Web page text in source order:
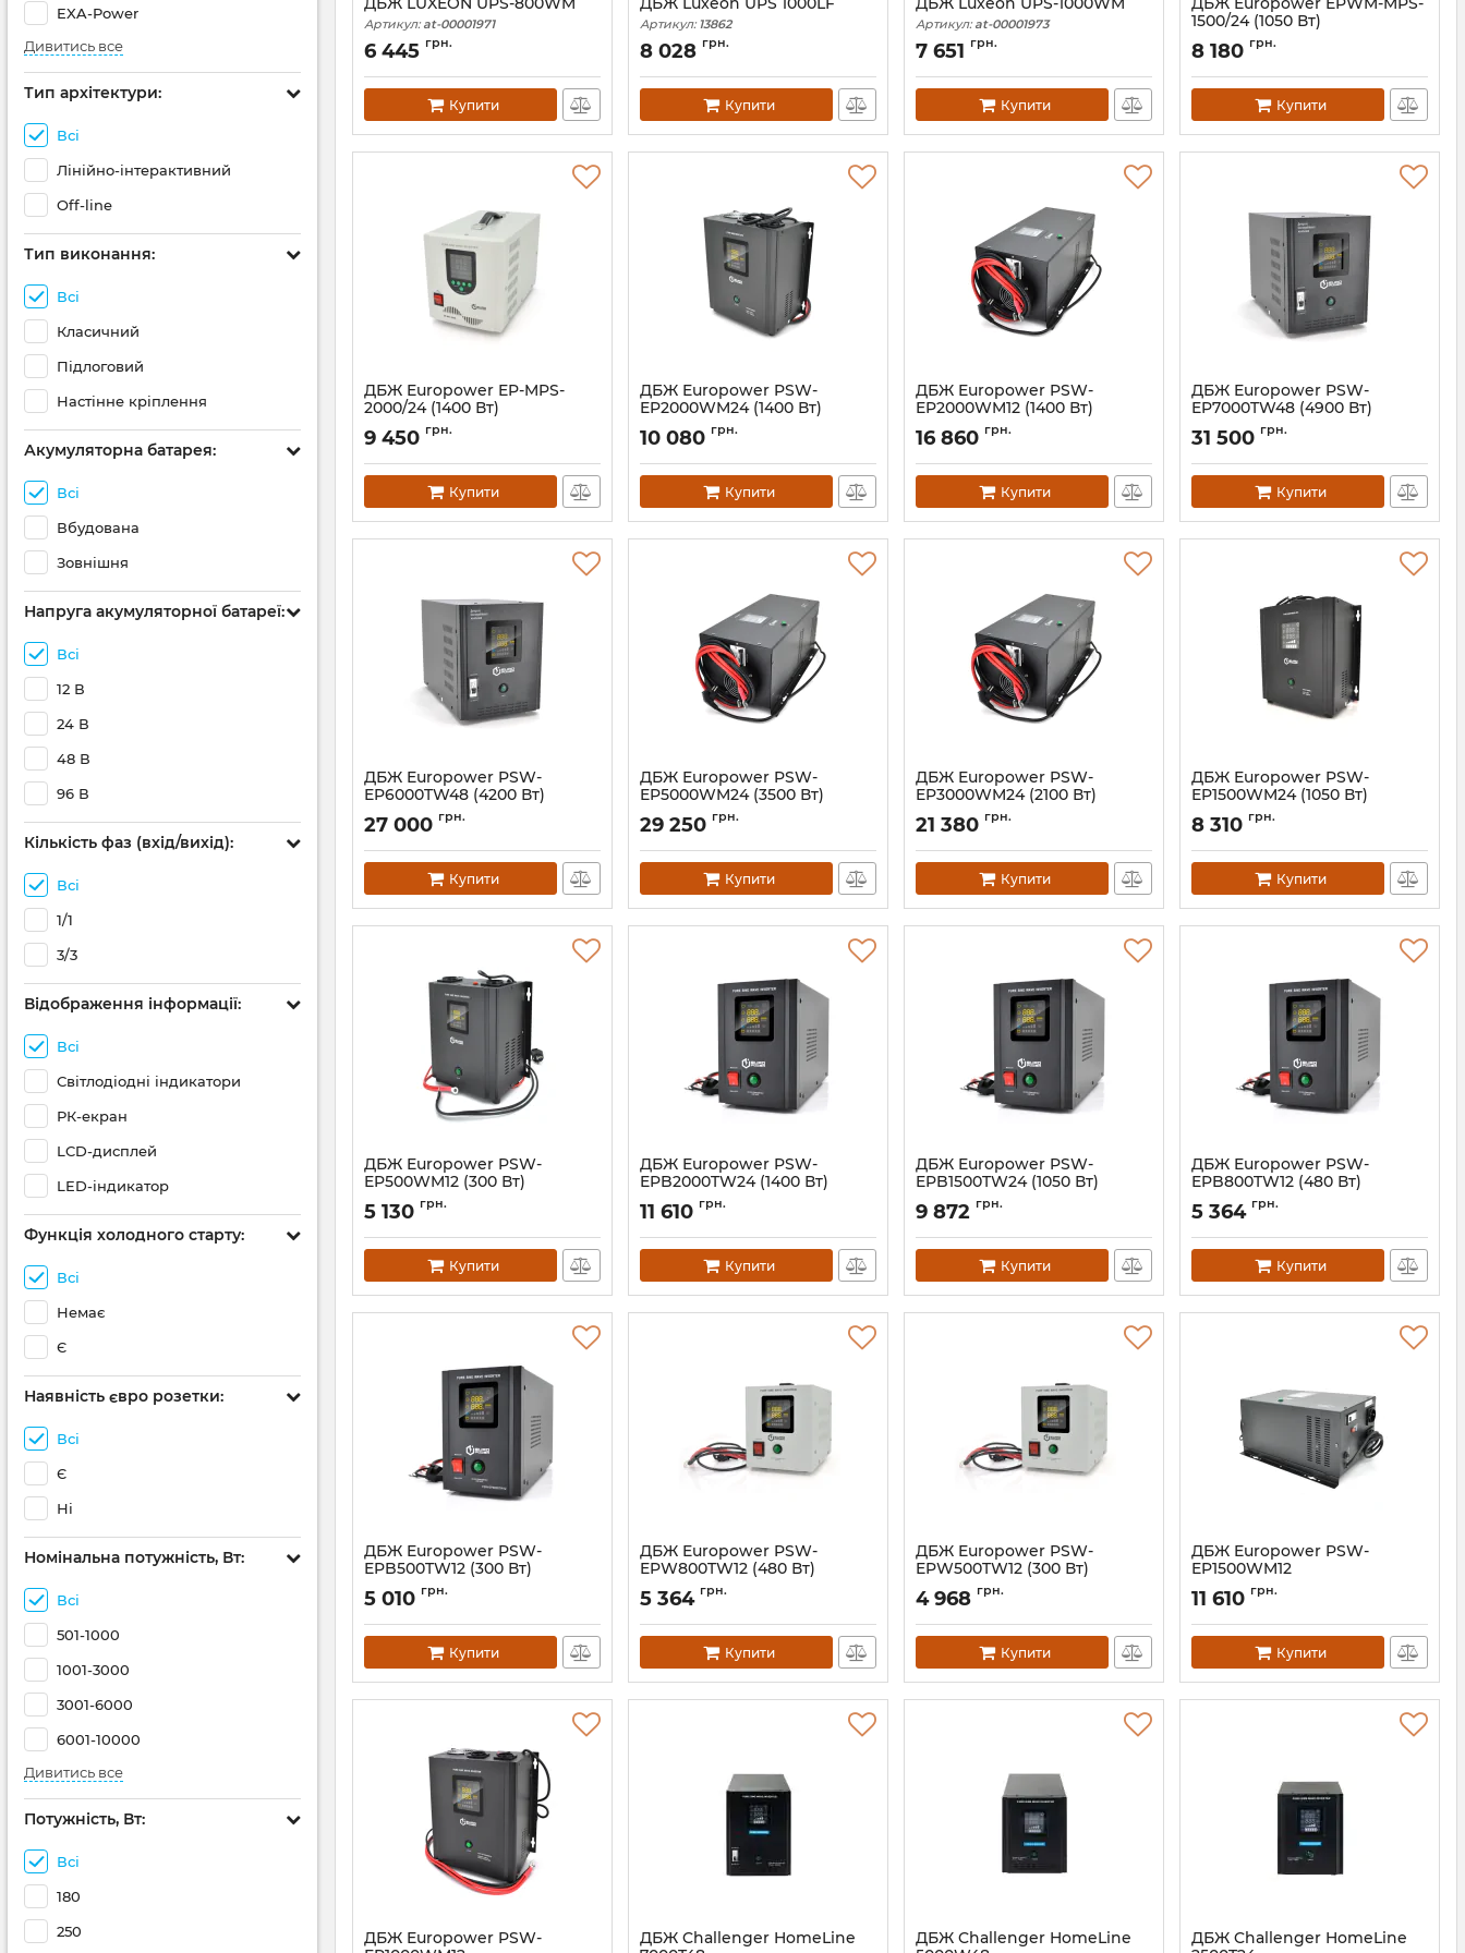
EXA-Power
Дивитись все
Тип архітектури:
Всі
Лінійно-інтерактивний
Off-line
Тип виконання:
Всі
Класичний
Підлоговий
Настінне кріплення
Акумуляторна батарея:
Всі
Вбудована
Зовнішня
Напруга акумуляторної батареї:
Всі
12 В
24 В
48 В
96 В
Кількість фаз (вхід/вихід):
Всі
1/1
3/3
Відображення інформації:
Всі
Світлодіодні індикатори
РК-екран
LCD-дисплей
LED-індикатор
Функція холодного старту:
Всі
Немає
Є
Наявність євро розетки:
Всі
Є
Ні
Номінальна потужність, Вт:
Всі
501-1000
1001-3000
3001-6000
6001-10000
Дивитись все
Потужність, Вт:
Всі
180
250
Артикул: at-00001971
6 445 грн.
Купити
Артикул: 13862
8 028 грн.
Купити
Артикул: at-00001973
7 651 грн.
Купити
1500/24 (1050 Вт)
Артикул: 39306
8 180 грн.
Купити
ДБЖ Europower EP-MPS-
2000/24 (1400 Вт)
Артикул: 39299
9 450 грн.
Купити
ДБЖ Europower PSW-
EP2000WM24 (1400 Вт)
Артикул: 09845
10 080 грн.
Купити
ДБЖ Europower PSW-
EP2000WM12 (1400 Вт)
Артикул: 02137
16 860 грн.
Купити
ДБЖ Europower PSW-
EP7000TW48 (4900 Вт)
Артикул: 01587
31 500 грн.
Купити
ДБЖ Europower PSW-
EP6000TW48 (4200 Вт)
Артикул: 01492
27 000 грн.
Купити
ДБЖ Europower PSW-
EP5000WM24 (3500 Вт)
Артикул: 02133
29 250 грн.
Купити
ДБЖ Europower PSW-
EP3000WM24 (2100 Вт)
Артикул: 02135
21 380 грн.
Купити
ДБЖ Europower PSW-
EP1500WM24 (1050 Вт)
Артикул: 08031
8 310 грн.
Купити
ДБЖ Europower PSW-
EP500WM12 (300 Вт)
Артикул: 14822
5 130 грн.
Купити
ДБЖ Europower PSW-
EPB2000TW24 (1400 Вт)
Артикул: 07817
11 610 грн.
Купити
ДБЖ Europower PSW-
EPB1500TW24 (1050 Вт)
Артикул: 02569
9 872 грн.
Купити
ДБЖ Europower PSW-
EPB800TW12 (480 Вт)
Артикул: 14821
5 364 грн.
Купити
ДБЖ Europower PSW-
EPB500TW12 (300 Вт)
Артикул: 14820
5 010 грн.
Купити
ДБЖ Europower PSW-
EPW800TW12 (480 Вт)
Артикул: 14819
5 364 грн.
Купити
ДБЖ Europower PSW-
EPW500TW12 (300 Вт)
Артикул: 14818
4 968 грн.
Купити
ДБЖ Europower PSW-
EP1500WM12
Артикул: 14825
11 610 грн.
Купити
ДБЖ Europower PSW-
ДБЖ Challenger HomeLine
ДБЖ Challenger HomeLine
ДБЖ Challenger HomeLine